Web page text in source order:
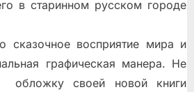
в старинном русском городе
сказочное восприятие мира и
графическая манера. Не
обложку своей новой книги